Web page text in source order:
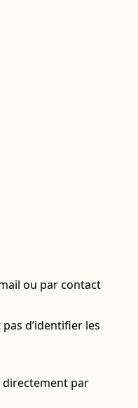
ou par contact
d’identifier les
directement par